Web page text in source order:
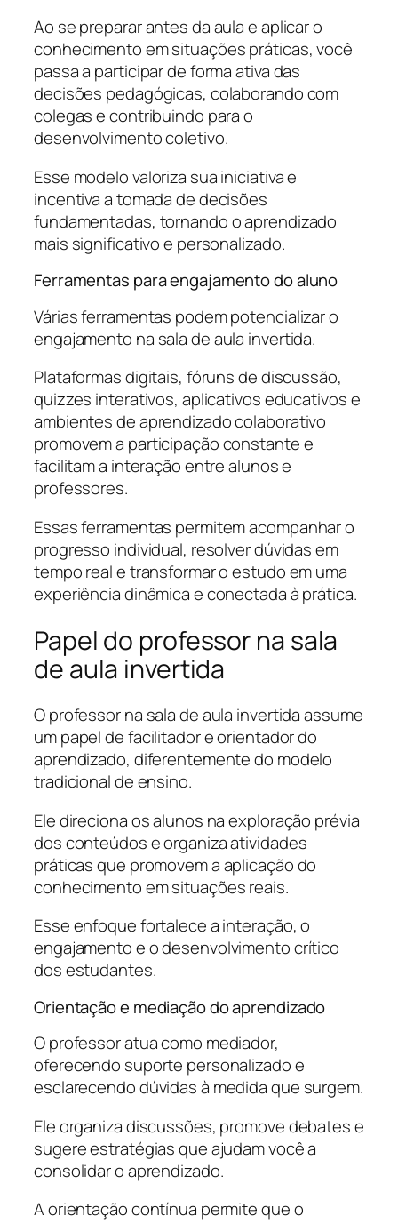
Ao se preparar antes da aula e aplicar o
conhecimento em situações práticas, você
passa a participar de forma ativa das
decisões pedagógicas, colaborando com
colegas e contribuindo para o
desenvolvimento coletivo.
Esse modelo valoriza sua iniciativa e
incentiva a tomada de decisões
fundamentadas, tornando o aprendizado
mais significativo e personalizado.
Ferramentas para engajamento do aluno
Várias ferramentas podem potencializar o
engajamento na sala de aula invertida.
Plataformas digitais, fóruns de discussão,
quizzes interativos, aplicativos educativos e
ambientes de aprendizado colaborativo
promovem a participação constante e
facilitam a interação entre alunos e
professores.
Essas ferramentas permitem acompanhar o
progresso individual, resolver dúvidas em
tempo real e transformar o estudo em uma
experiência dinâmica e conectada à prática.
Papel do professor na sala
de aula invertida
O professor na sala de aula invertida assume
um papel de facilitador e orientador do
aprendizado, diferentemente do modelo
tradicional de ensino.
Ele direciona os alunos na exploração prévia
dos conteúdos e organiza atividades
práticas que promovem a aplicação do
conhecimento em situações reais.
Esse enfoque fortalece a interação, o
engajamento e o desenvolvimento crítico
dos estudantes.
Orientação e mediação do aprendizado
O professor atua como mediador,
oferecendo suporte personalizado e
esclarecendo dúvidas à medida que surgem.
Ele organiza discussões, promove debates e
sugere estratégias que ajudam você a
consolidar o aprendizado.
A orientação contínua permite que o